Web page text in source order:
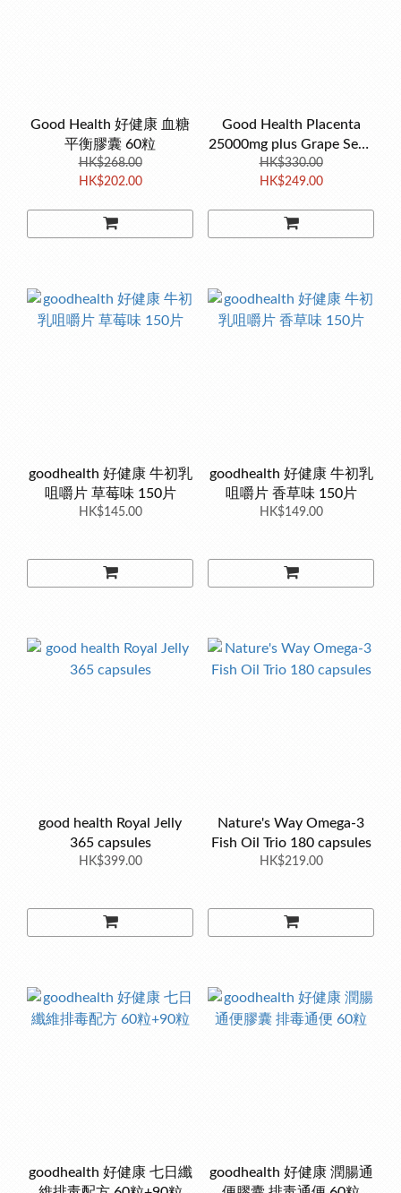
Good Health 好健康 血糖
平衡膠囊 60粒
HK$268.00
HK$202.00
Good Health Placenta
25000mg plus Grape Seed
60 Capsules
HK$330.00
HK$249.00
goodhealth 好健康 牛初乳
咀嚼片 草莓味 150片
HK$145.00
goodhealth 好健康 牛初乳
咀嚼片 香草味 150片
HK$149.00
good health Royal Jelly
365 capsules
HK$399.00
Nature's Way Omega-3
Fish Oil Trio 180 capsules
HK$219.00
goodhealth 好健康 七日纖
goodhealth 好健康 潤腸通